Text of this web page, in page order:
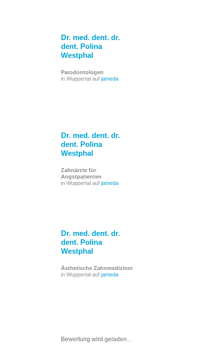
Dr. med. dent. dr.
dent. Polina
Westphal
Parodontologen
in Wuppertal auf jameda
Dr. med. dent. dr.
dent. Polina
Westphal
Zahnärzte für
Angstpatienten
in Wuppertal auf jameda
Dr. med. dent. dr.
dent. Polina
Westphal
Ästhetische Zahnmediziner
in Wuppertal auf jameda
Bewertung wird geladen...